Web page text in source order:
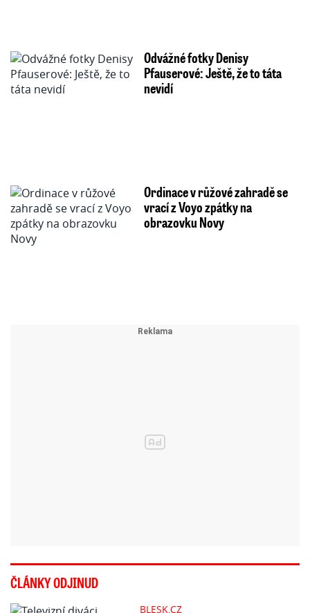
Odvážné fotky Denisy
Pfauserové: Ještě, že to táta
nevidí
Ordinace v růžové zahradě se
vrací z Voyo zpátky na
obrazovku Novy
ČLÁNKY ODJINUD
BLESK.CZ